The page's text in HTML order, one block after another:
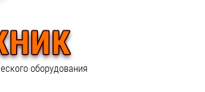
оборудования